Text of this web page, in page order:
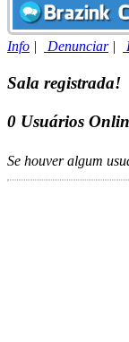
Info | Denunciar|
Sala registrada!
0 Usuários
Se houver algum